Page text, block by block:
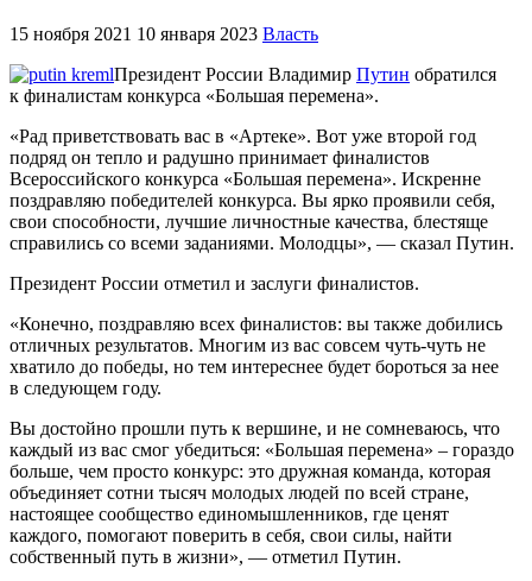
15 ноября 2021 10 января 2023 Власть
Президент России Владимир Путин обратился
к финалистам конкурса «Большая перемена».
«Рад приветствовать вас в «Артеке». Вот уже второй год
подряд он тепло и радушно принимает финалистов
Всероссийского конкурса «Большая перемена». Искренне
поздравляю победителей конкурса. Вы ярко проявили себя,
свои способности, лучшие личностные качества, блестяще
справились со всеми заданиями. Молодцы», — сказал Путин.
Президент России отметил и заслуги финалистов.
«Конечно, поздравляю всех финалистов: вы также добились
отличных результатов. Многим из вас совсем чуть-чуть не
хватило до победы, но тем интереснее будет бороться за нее
в следующем году.
Вы достойно прошли путь к вершине, и не сомневаюсь, что
каждый из вас смог убедиться: «Большая перемена» – гораздо
больше, чем просто конкурс: это дружная команда, которая
объединяет сотни тысяч молодых людей по всей стране,
настоящее сообщество единомышленников, где ценят
каждого, помогают поверить в себя, свои силы, найти
собственный путь в жизни», — отметил Путин.